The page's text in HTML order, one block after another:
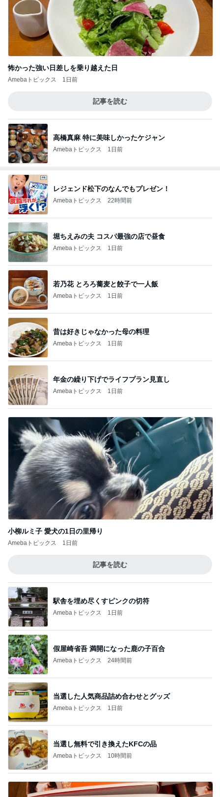
怖かった強い日差しを乗り越えた日
Amebaトピックス 1日前
記事を読む
高橋真麻 特に美味しかったケジャン
Amebaトピックス 1日前
レジェンド松下のなんでもプレゼン！
Amebaトピックス 22時間前
堀ちえみの夫 コスパ最強の店で昼食
Amebaトピックス 1日前
若乃花 とろろ蕎麦と餃子で一人飯
Amebaトピックス 1日前
昔は好きじゃなかった母の料理
Amebaトピックス 1日前
年金の繰り下げでライフプラン見直し
Amebaトピックス 1日前
小柳ルミ子 愛犬の1日の里帰り
Amebaトピックス 1日前
記事を読む
駅舎を埋め尽くすピンクの切符
Amebaトピックス 1日前
假屋崎省吾 満開になった鹿の子百合
Amebaトピックス 24時間前
当選した人気商品詰め合わせとグッズ
Amebaトピックス 1日前
当選し無料で引き換えたKFCの品
Amebaトピックス 10時間前